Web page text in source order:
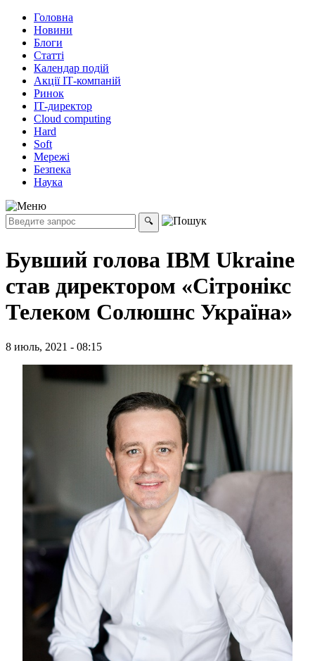
Головна
Новини
Блоги
Статті
Календар подій
Акції ІТ-компаній
Ринок
ІТ-директор
Cloud computing
Hard
Soft
Мережі
Безпека
Наука
Бувший голова IBM Ukraine
став директором «Сітронікс
Телеком Солюшнс Україна»
8 июль, 2021 - 08:15